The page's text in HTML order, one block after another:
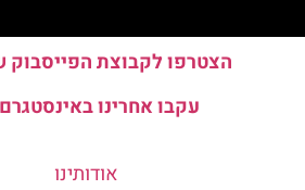
הצטרפו לקבוצת הפייסבוק
עקבו אחרינו
אודותינו